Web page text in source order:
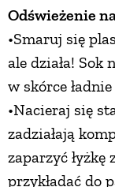
Odświeżenie
•Smaruj się
ale działa! Sok
w skórce
•Nacieraj się
zadziałają
zaparzyć
przykładać do